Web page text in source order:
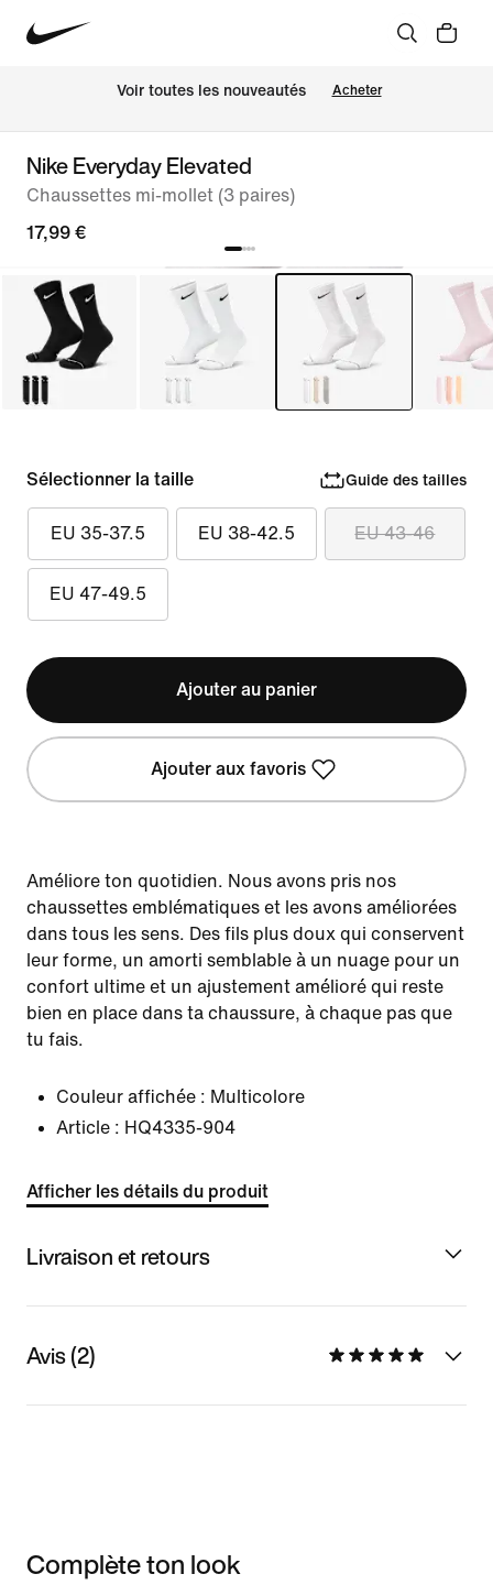
Voir toutes les nouveautés Acheter
Nike Everyday Elevated
Chaussettes mi-mollet (3 paires)
17,99 €
Sélectionner la taille Guide des tailles
EU 35-37.5 EU 38-42.5 EU 43-46
EU 47-49.5
Ajouter au panier
Ajouter aux favoris
Améliore ton quotidien. Nous avons pris nos
chaussettes emblématiques et les avons améliorées
dans tous les sens. Des fils plus doux qui conservent
leur forme, un amorti semblable à un nuage pour un
confort ultime et un ajustement amélioré qui reste
bien en place dans ta chaussure, à chaque pas que
tu fais.
Couleur affichée : Multicolore
Article : HQ4335-904
Afficher les détails du produit
Livraison et retours
Avis (2)
Complète ton look